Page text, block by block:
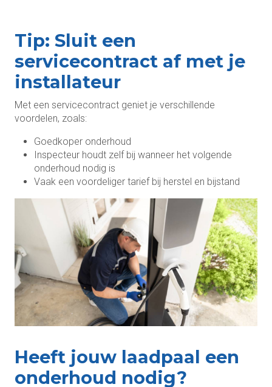
Tip: Sluit een
servicecontract af met je
installateur
Met een servicecontract geniet je verschillende
voordelen, zoals:
Goedkoper onderhoud
Inspecteur houdt zelf bij wanneer het volgende
onderhoud nodig is
Vaak een voordeliger tarief bij herstel en bijstand
Heeft jouw laadpaal een
onderhoud nodig?